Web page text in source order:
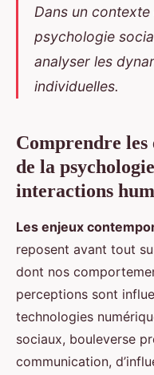
les enjeux
psychologie
interactions
Dans un
psychologie
analyser les
individuelles.
Comprendre
de la
interactions
Les enjeux
reposent avant tout
dont nos
perceptions sont
technologies
sociaux, bouleverse
communication,